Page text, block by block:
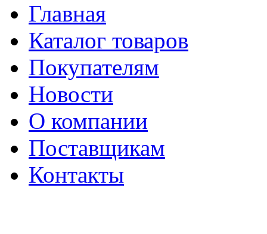
Главная
Каталог товаров
Покупателям
Новости
О компании
Поставщикам
Контакты